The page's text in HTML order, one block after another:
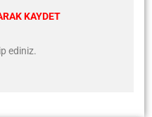
KAYDET
ediniz.